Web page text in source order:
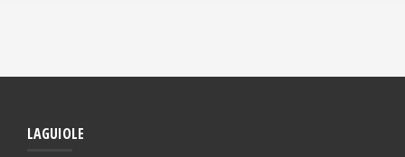
LAGUIOLE